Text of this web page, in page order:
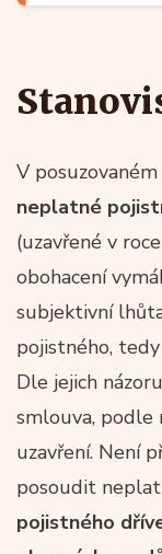
V
neplatné
(uzavřené v
obohacení
subjektivní
pojistného,
Dle jejich
smlouva, podle
uzavření. Není
posoudit
pojistného